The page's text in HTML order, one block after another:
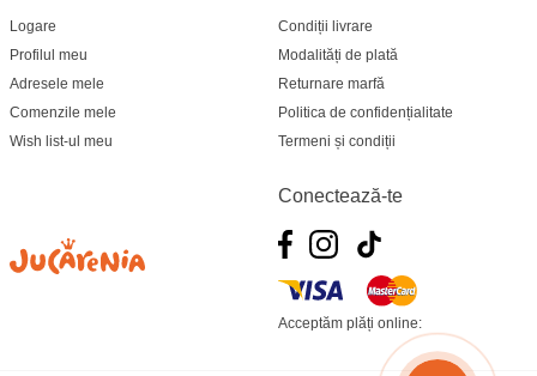
Condiții livrare
Modalități de plată
Returnare marfă
Politica de confidențialitate
Termeni și condiții
Logare
Profilul meu
Adresele mele
Comenzile mele
Wish list-ul meu
Conectează-te
Acceptăm plăți online: